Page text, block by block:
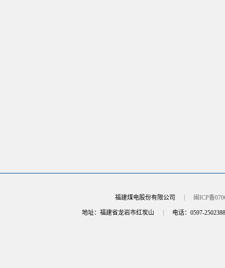
福建煤电股份有限公司 闽ICP备
地址：福建省龙岩市红炭山 电话：0597-2502388